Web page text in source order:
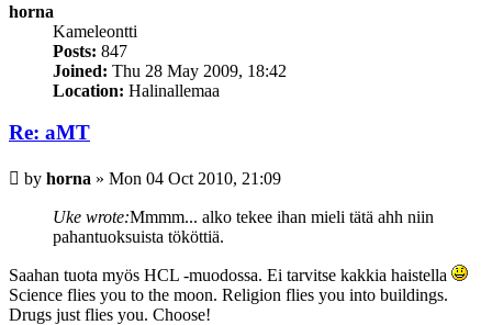
horna
Kameleontti
Posts: 847
Joined: Thu 28 May 2009, 18:42
Location: Halinallemaa
Re: aMT
Post
by horna » Mon 04 Oct 2010, 21:09
Uke wrote:Mmmm... alko tekee ihan mieli tätä ahh niin
pahantuoksuista tököttiä.
Saahan tuota myös HCL -muodossa. Ei tarvitse kakkia haistella
Science flies you to the moon. Religion flies you into buildings.
Drugs just flies you. Choose!